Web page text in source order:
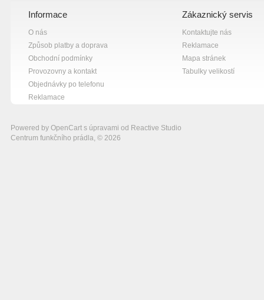
Informace
O nás
Způsob platby a doprava
Obchodní podmínky
Provozovny a kontakt
Objednávky po telefonu
Reklamace
Zákaznický servis
Kontaktujte nás
Reklamace
Mapa stránek
Tabulky velikostí
Powered by OpenCart s úpravami od Reactive Studio
Centrum funkčního prádla, © 2026